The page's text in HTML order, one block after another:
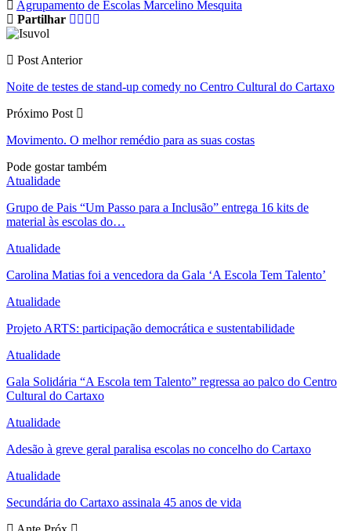
Agrupamento de Escolas Marcelino Mesquita
Partilhar
Post Anterior
Noite de testes de stand-up comedy no Centro Cultural do Cartaxo
Próximo Post
Movimento. O melhor remédio para as suas costas
Pode gostar também
Atualidade
Grupo de Pais “Um Passo para a Inclusão” entrega 16 kits de
material às escolas do…
Atualidade
Carolina Matias foi a vencedora da Gala ‘A Escola Tem Talento’
Atualidade
Projeto ARTS: participação democrática e sustentabilidade
Atualidade
Gala Solidária “A Escola tem Talento” regressa ao palco do Centro
Cultural do Cartaxo
Atualidade
Adesão à greve geral paralisa escolas no concelho do Cartaxo
Atualidade
Secundária do Cartaxo assinala 45 anos de vida